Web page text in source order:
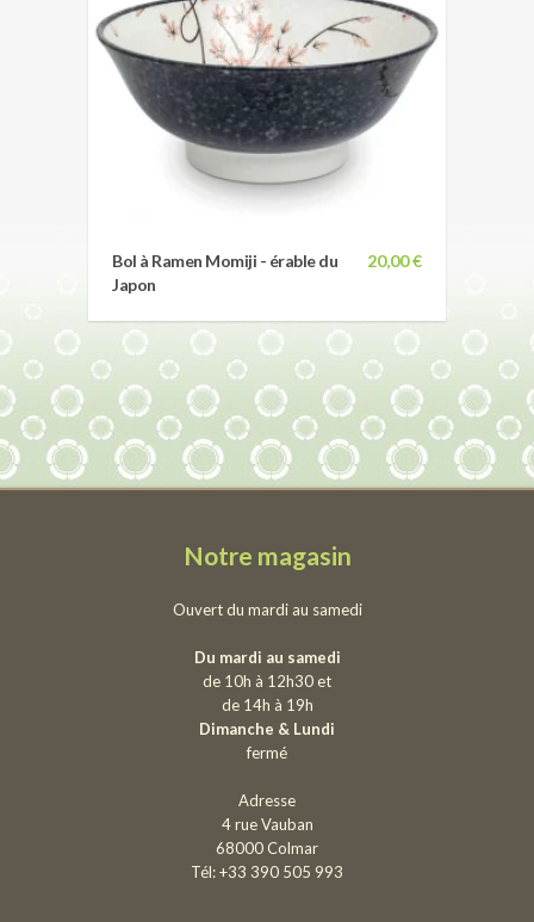
20,00 €
Bol à Ramen Momiji - érable du
Japon
Notre magasin
Ouvert du mardi au samedi
Du mardi au samedi
de 10h à 12h30 et
de 14h à 19h
Dimanche & Lundi
fermé
Adresse
4 rue Vauban
68000 Colmar
Tél: +33 390 505 993